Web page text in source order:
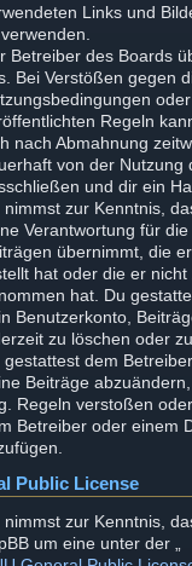
Links und
Betreiber des Boards
Bei Verstößen gegen
Regeln
nach Abmahnung
von der Nutzung
und dir ein
nimmst zur Kenntnis,
Verantwortung für
übernimmt, die
hat oder die er nicht
hat. Du
Benutzerkonto,
zu löschen oder
gestattest dem
Beiträge
Regeln verstoßen
Betreiber oder einem
Public License
nimmst zur Kenntnis,
um eine unter der „